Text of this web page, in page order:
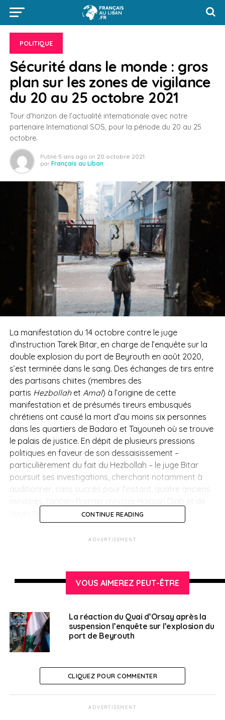
POLITIQUE
Sécurité dans le monde : gros
plan sur les zones de vigilance
du 20 au 25 octobre 2021
Tour d’horizon de l’actualité internationale avec notre
partenaire International SOS, pour la période du 20 au 25
octobre.
Publié 5 ans ago on 20 octobre 2021
par Français au Liban
La manifestation du 14 octobre contre le juge
d’instruction Tarek Bitar, en charge de l’enquête sur la
double explosion du port de Beyrouth en août 2020,
s’est terminée dans le sang. Des échanges de tirs entre
des partisans chiites (membres des
partis Hezbollah et Amal) à l’origine de cette
manifestation et de présumés tireurs embusqués
chrétiens ont causé la mort d’au moins six personnes
dans les quartiers de Badaro et Tayouneh où se trouve
le palais de justice. En dépit de plusieurs pressions
politiques en faveur de son dessaisissement –
particulièrement du fait du Hezbollah – le juge Bitar
poursuit ses investigations, cherchant notamment à
auditionner, sans succès pour l’instant, quatre anciens
hauts responsables sécuritaires.
SUJETS ASSOCIÉS: HEZBOLLAH
MOBILISATION
PORT DE BEYROUTH
UNE
CONTINUE READING
ADVERTISEMENT
VOUS AIMEREZ PEUT-ÊTRE
La réaction du Quai d’Orsay après la
suspension l’enquête sur l’explosion du
port de Beyrouth
CLIQUEZ POUR COMMENTER
ADVERTISEMENT